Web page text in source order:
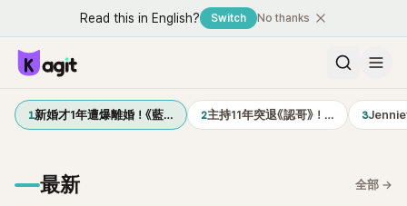
Read this in English? Switch No thanks
1新婚才1年遭爆離婚！《藍… 2主持11年突退《認哥》！… 3Jennie
最新 全部 →